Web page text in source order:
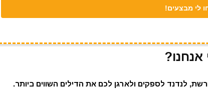
אנחנו?
לנדנד לספקים ולארגן לכם את הדילים השווים ביותר.